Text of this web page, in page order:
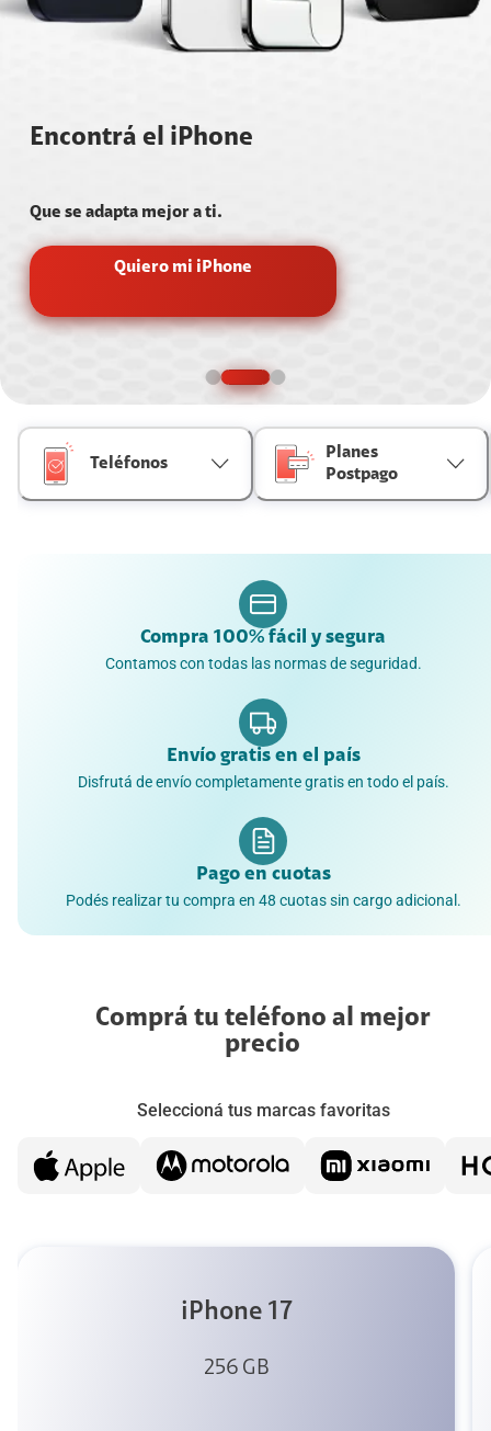
Encontrá el iPhone
Que se adapta mejor a ti.
Quiero mi iPhone
Teléfonos
Planes
Postpago
Compra 100% fácil y segura
Contamos con todas las normas de seguridad.
Envío gratis en el país
Disfrutá de envío completamente gratis en todo el país.
Pago en cuotas
Podés realizar tu compra en 48 cuotas sin cargo adicional.
Comprá tu teléfono al mejor
precio
Seleccioná tus marcas favoritas
iPhone 17
256 GB